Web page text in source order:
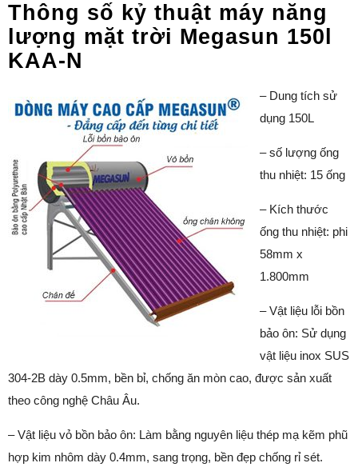
Thông số kỷ thuật máy năng
lượng mặt trời Megasun 150l
KAA-N
– Dung tích sử
dụng 150L
– số lượng ống
thu nhiệt: 15 ống
– Kích thước
ống thu nhiệt: phi
58mm x
1.800mm
– Vật liệu lỗi bồn
bảo ôn: Sử dụng
vật liệu inox SUS
304-2B dày 0.5mm, bền bỉ, chống ăn mòn cao, được sản xuất
theo công nghệ Châu Âu.
– Vật liệu vỏ bồn bảo ôn: Làm bằng nguyên liệu thép mạ kẽm phũ
hợp kim nhôm dày 0.4mm, sang trọng, bền đẹp chống rỉ sét.